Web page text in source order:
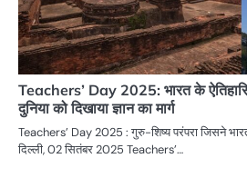
Teachers’ Day 2025: भारत के
दुनिया को दिखाया ज्ञान का मार्ग
Teachers’ Day 2025 : गुरु-शिष्य परंपरा जिसने भारत
दिल्ली, 02 सितंबर 2025 Teachers’…